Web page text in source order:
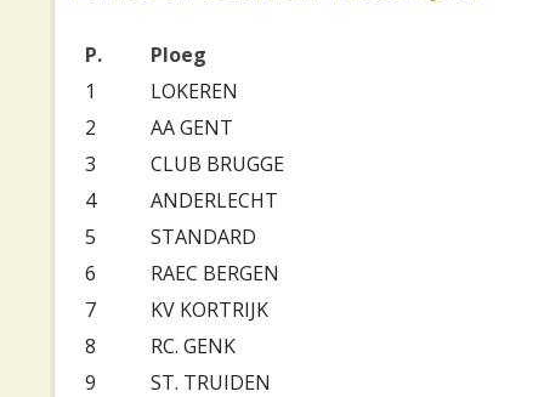
P.
Ploeg
1
LOKEREN
2
AA GENT
3
CLUB BRUGGE
4
ANDERLECHT
5
STANDARD
6
RAEC BERGEN
7
KV KORTRIJK
8
RC. GENK
9
ST. TRUIDEN